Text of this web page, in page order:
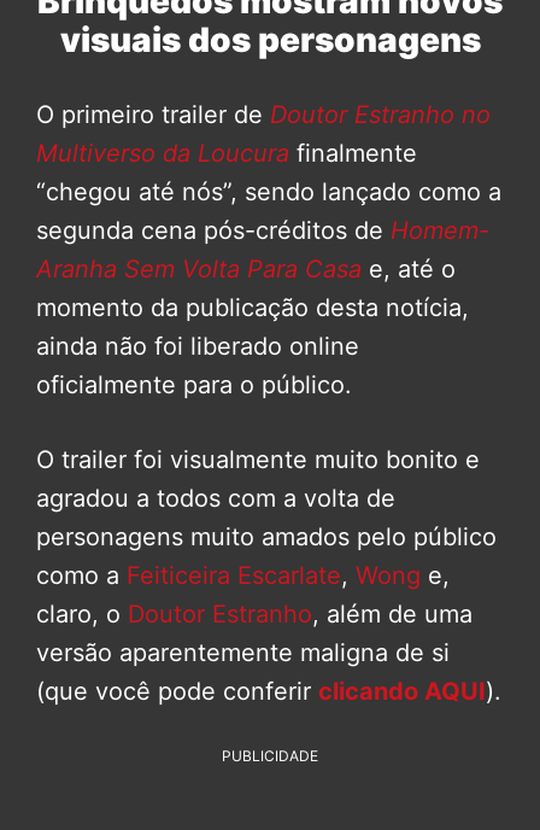
visuais dos personagens
O primeiro trailer de Doutor Estranho no
Multiverso da Loucura finalmente
“chegou até nós”, sendo lançado como a
segunda cena pós-créditos de Homem-
Aranha Sem Volta Para Casa e, até o
momento da publicação desta notícia,
ainda não foi liberado online
oficialmente para o público.
O trailer foi visualmente muito bonito e
agradou a todos com a volta de
personagens muito amados pelo público
como a Feiticeira Escarlate, Wong e,
claro, o Doutor Estranho, além de uma
versão aparentemente maligna de si
(que você pode conferir clicando AQUI).
PUBLICIDADE